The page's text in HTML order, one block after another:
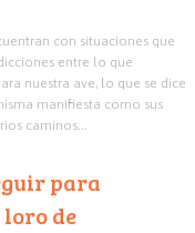
con situaciones que
entre lo que
nuestra ave, lo que se dice
manifiesta como sus
caminos…
para
de